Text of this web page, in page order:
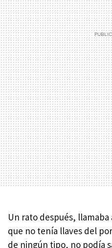
Un rato después,
que no tenía llaves del
de ningún tipo, no podía